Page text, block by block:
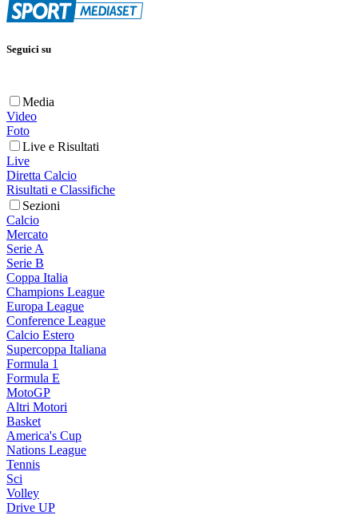
Seguici su
Media
Video
Foto
Live e Risultati
Live
Diretta Calcio
Risultati e Classifiche
Sezioni
Calcio
Mercato
Serie A
Serie B
Coppa Italia
Champions League
Europa League
Conference League
Calcio Estero
Supercoppa Italiana
Formula 1
Formula E
MotoGP
Altri Motori
Basket
America's Cup
Nations League
Tennis
Sci
Volley
Drive UP